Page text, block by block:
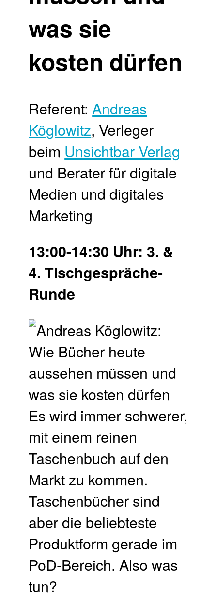
was sie
kosten dürfen
Referent: Andreas
Köglowitz, Verleger
beim Unsichtbar Verlag
und Berater für digitale
Medien und digitales
Marketing
13:00-14:30 Uhr: 3. &
4. Tischgespräche-
Runde
Es wird immer schwerer,
mit einem reinen
Taschenbuch auf den
Markt zu kommen.
Taschenbücher sind
aber die beliebteste
Produktform gerade im
PoD-Bereich. Also was
tun?